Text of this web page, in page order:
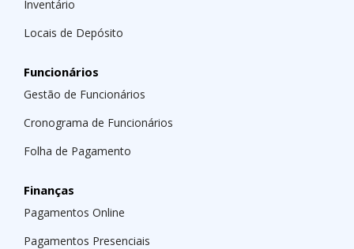
Inventário
Locais de Depósito
Funcionários
Gestão de Funcionários
Cronograma de Funcionários
Folha de Pagamento
Finanças
Pagamentos Online
Pagamentos Presenciais